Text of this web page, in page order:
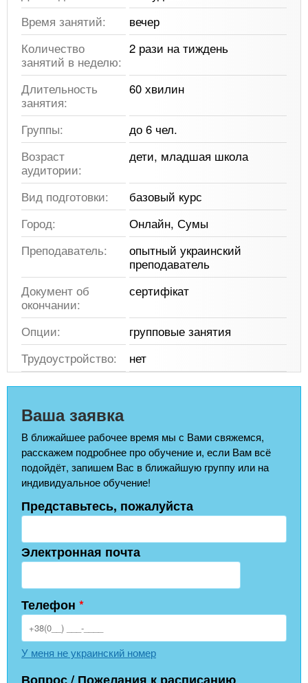
Время занятий:
вечер
Количество
занятий в неделю:
2 рази на тиждень
Длительность
занятия:
60 хвилин
Группы:
до 6 чел.
Возраст
аудитории:
дети, младшая школа
Вид подготовки:
базовый курс
Город:
Онлайн, Сумы
Преподаватель:
опытный украинский
преподаватель
Документ об
окончании:
сертифікат
Опции:
групповые занятия
Трудоустройство:
нет
Ваша заявка
В ближайшее рабочее время мы с Вами свяжемся,
расскажем подробнее про обучение и, если Вам всё
подойдёт, запишем Вас в ближайшую группу или на
индивидуальное обучение!
Представьтесь, пожалуйста
Электронная почта
Телефон *
У меня не украинский номер